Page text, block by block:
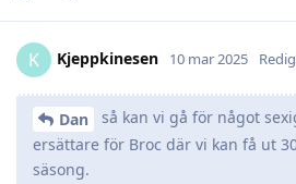
K Kjeppkinesen 10 mar 2025
Dan
så kan vi gå för något
ersättare för Broc där vi kan få ut
säsong.